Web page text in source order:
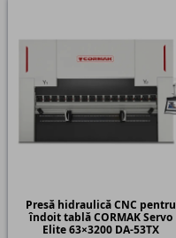
Presă hidraulică CNC pentru
îndoit tablă CORMAK Servo
Elite 63×3200 DA-53TX